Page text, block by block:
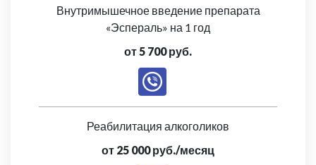
Внутримышечное введение препарата
«Эспераль» на 1 год
от 5 700 руб.
Реабилитация алкоголиков
от 25 000 руб./месяц